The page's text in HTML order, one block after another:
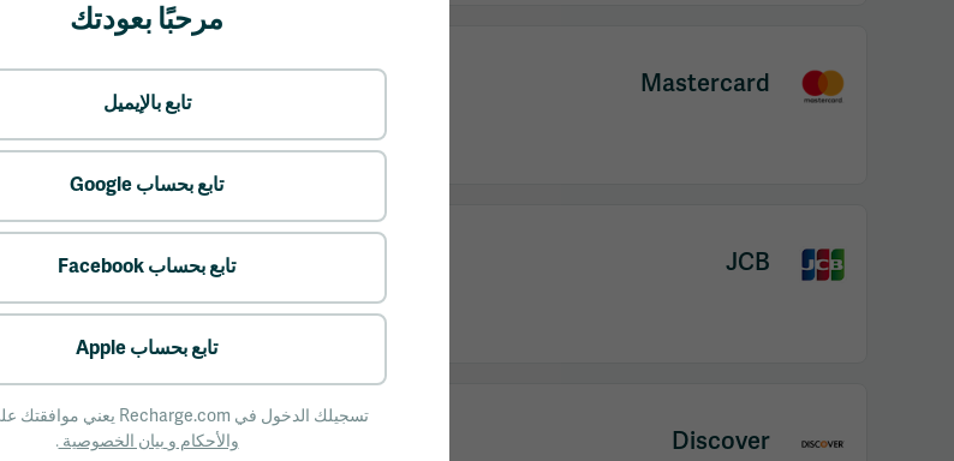
مرحبًا بعودتك
تابع بالإيميل
تابع بحساب Google
تابع بحساب Facebook
تابع بحساب Apple
تسجيلك الدخول في Recharge.com يعني موافقتك على
والأحكاموبيان الخصوصية.
Mastercard
Multibanco
JCB
Pay by Phone
Discover
Maestro